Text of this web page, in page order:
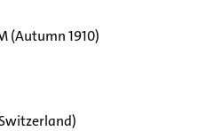
(Autumn 1910)